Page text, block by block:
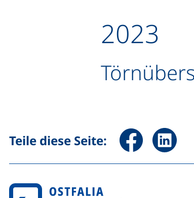
2023
Teile diese Seite: Seite überSeite